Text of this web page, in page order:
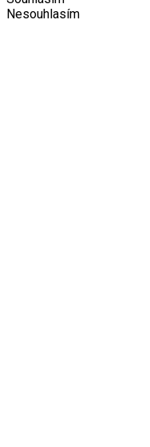
Nesouhlasím